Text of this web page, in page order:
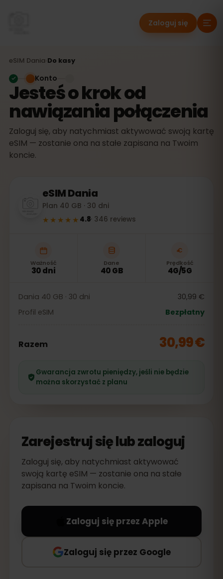
Zaloguj się
eSIM Dania Do kasy
Jesteś o krok od
nawiązania połączenia
Zaloguj się, aby natychmiast aktywować swoją kartę
eSIM — zostanie ona na stałe zapisana na Twoim
koncie.
Konto
eSIMDania
Plan 40 GB · 30 dni
★★★★★ 4.8· 346 reviews
Ważność
30 dni
Dane
40 GB
Prędkość
4G/5G
Dania 40 GB · 30 dni
30,99 €
Profil eSIM
Bezpłatny
Razem 30,99 €
Gwarancja zwrotu pieniędzy, jeśli nie będzie
można skorzystać z planu
Zarejestruj się lub zaloguj
Zaloguj się, aby natychmiast aktywować
swoją kartę eSIM — zostanie ona na stałe
zapisana na Twoim koncie.
Zaloguj się przez Apple
Zaloguj się przez Google